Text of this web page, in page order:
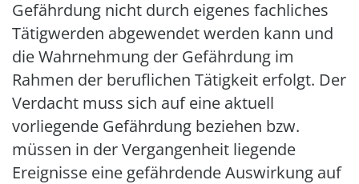
Gefährdung nicht durch eigenes fachliches
Tätigwerden abgewendet werden kann und
die Wahrnehmung der Gefährdung im
Rahmen der beruflichen Tätigkeit erfolgt. Der
Verdacht muss sich auf eine aktuell
vorliegende Gefährdung beziehen bzw.
müssen in der Vergangenheit liegende
Ereignisse eine gefährdende Auswirkung auf